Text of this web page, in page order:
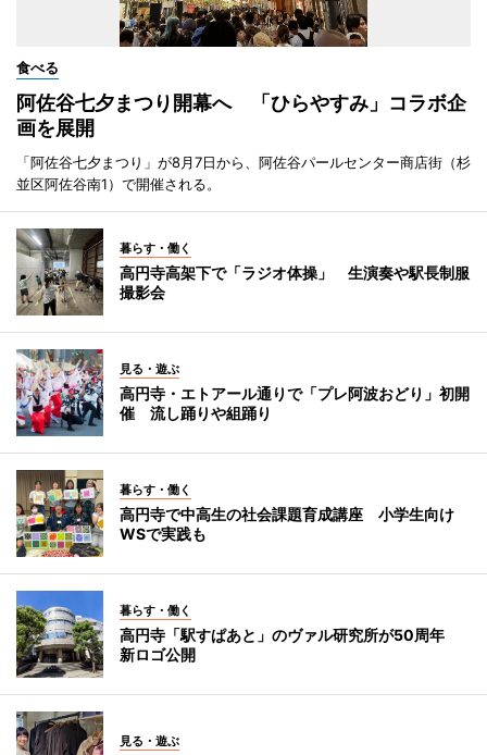
食べる
阿佐谷七夕まつり開幕へ 「ひらやすみ」コラボ企
画を展開
「阿佐谷七夕まつり」が8月7日から、阿佐谷パールセンター商店街（杉
並区阿佐谷南1）で開催される。
暮らす・働く
高円寺高架下で「ラジオ体操」 生演奏や駅長制服
撮影会
見る・遊ぶ
高円寺・エトアール通りで「プレ阿波おどり」初開
催 流し踊りや組踊り
暮らす・働く
高円寺で中高生の社会課題育成講座 小学生向け
WSで実践も
暮らす・働く
高円寺「駅すぱあと」のヴァル研究所が50周年
新ロゴ公開
見る・遊ぶ